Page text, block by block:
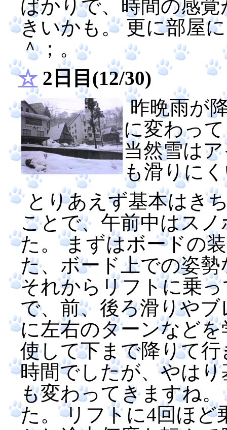
ばかりで、時間の感
きいかも。 更に部屋
＾；。
☆2日目(12/30)
昨晩雨が
に変わっ
当然雪は
も滑りに
とりあえず基本はき
ことで、午前中はス
た。 まずはボードの
た、ボード上での姿
それからリフトに乗
で、前、後ろ滑りや
に左右のターンなど
使して下まで降りて
時間でしたが、やは
も変わってきますね
た。 リフトに4回ほど